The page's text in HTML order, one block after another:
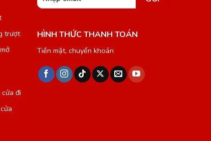
trượt
đi
HÌNH THỨC THANH TOÁN
Tiền mặt, chuyển khoản